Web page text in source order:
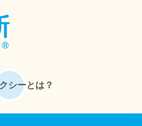
シーとは？